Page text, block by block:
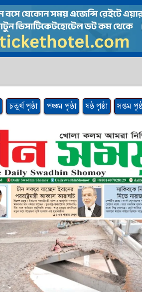
চতুর্থ পৃষ্ঠা পঞ্চম পৃষ্ঠা ষষ্ঠ পৃষ্ঠা সপ্তম